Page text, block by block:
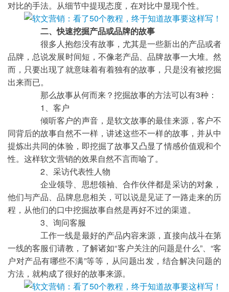
对比的手法。从细节中提现态度，在对比中显现个性。
二、快速挖掘产品或品牌的故事
	很多人抱怨没有故事，尤其是一些新出的产品或者
品牌，总说发展时间短，不像老产品、品牌故事一大堆。然
而，只要出现了就意味着有着独有的故事，只是没有被挖掘
出来而已。
	那么故事从何而来？挖掘故事的方法可以有3种：
	1、客户
	倾听客户的声音，是软文故事的最佳来源，客户不
同背后的故事自然不一样，讲述这些不一样的故事，并从中
提炼出共同的体验，即挖掘了故事又凸显了情感价值观和个
性。这样软文营销的效果自然不言而喻了。
	2、采访代表性人物
	企业领导、思想领袖、合作伙伴都是采访的对象，
他们与产品、品牌息息相关，可以说是见证了一路走来的历
程，从他们的口中挖掘故事自然是再好不过的渠道。
	3、询问客服
	工作一线是最好的产品内容来源，直接向战斗在第
一线的客服们请教，了解诸如“客户关注的问题是什么”、“客
户对产品有哪些不满”等等，从问题出发，结合解决问题的
方法，就构成了很好的故事来源。